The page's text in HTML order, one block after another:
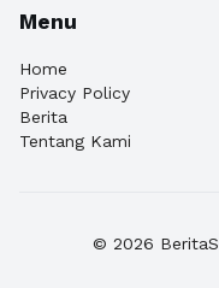
Menu
Home
Privacy Policy
Berita
Tentang Kami
© 2026